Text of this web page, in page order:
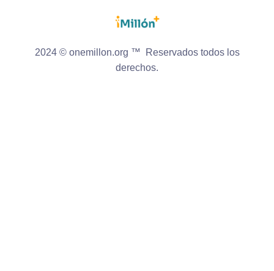
2024 © onemillon.org ™ Reservados todos los
derechos.